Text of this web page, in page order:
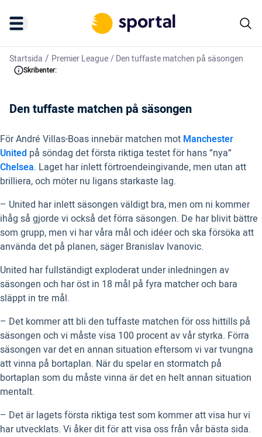
Startsida / Premier League/Den tuffaste matchen på säsongen
Skribenter:
Den tuffaste matchen på säsongen
För André Villas-Boas innebär matchen mot Manchester
United på söndag det första riktiga testet för hans ”nya”
Chelsea. Laget har inlett förtroendeingivande, men utan att
brilliera, och möter nu ligans starkaste lag.
– United har inlett säsongen väldigt bra, men om ni kommer
ihåg så gjorde vi också det förra säsongen. De har blivit bättre
som grupp, men vi har våra mål och idéer och ska försöka att
använda det på planen, säger Branislav Ivanovic.
United har fullständigt exploderat under inledningen av
säsongen och har öst in 18 mål på fyra matcher och bara
släppt in tre mål.
– Det kommer att bli den tuffaste matchen för oss hittills på
säsongen och vi måste visa 100 procent av vår styrka. Förra
säsongen var det en annan situation eftersom vi var tvungna
att vinna på bortaplan. När du spelar en stormatch på
bortaplan som du måste vinna är det en helt annan situation
mentalt.
– Det är lagets första riktiga test som kommer att visa hur vi
har utvecklats. Vi åker dit för att visa oss från vår bästa sida.